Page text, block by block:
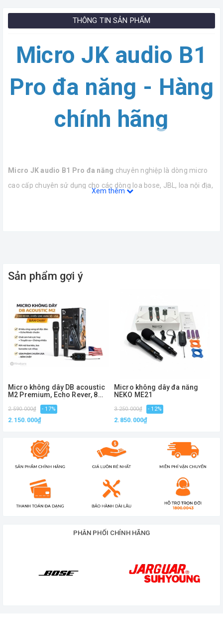
THÔNG TIN SẢN PHẨM
Micro JK audio B1
Pro đa năng - Hàng
chính hãng
Micro JK audio B1 Pro đa năng chuyên nghiệp là dòng micro
cao cấp chuyên sử dụng cho các dòng loa bose, JBL, loa nội địa,
- Thiết kế sang trọng, chất lượng, tinh tế
- Âm thanh hay, bén, chất âm rõ ràng
- Hàng chính hãng cao cấp, BH 6 tháng
Xem thêm
Sản phẩm gợi ý
Micro không dây DB acoustic
M2 Premium, Echo Rever, 8
2.590.000₫ - 17%
2.150.000₫
Micro không dây đa năng
NEKO ME21
3.250.000₫ - 12%
2.850.000₫
PHÂN PHỐI CHÍNH HÃNG